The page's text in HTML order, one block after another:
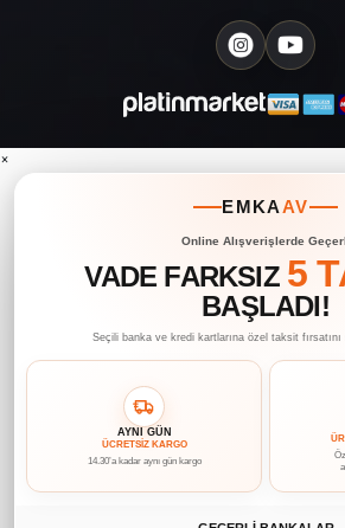
×
EMKAAV
Online Alışverişlerde
VADE FARKSIZ 5
BAŞLADI!
Seçili banka ve kredi kartlarına özel taksit
AYNI GÜN
ÜCRETSİZ KARGO
14.30’a kadar aynı gün kargo